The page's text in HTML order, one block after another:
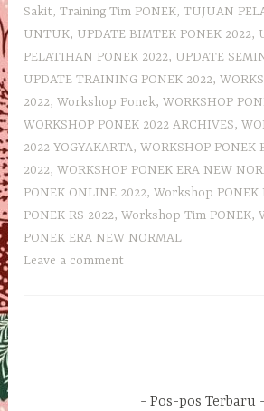
Sakit,Training Tim PONEK,TUJUAN
UNTUK, UPDATE BIMTEK PONEK 2022,
PELATIHAN PONEK 2022, UPDATE
UPDATE TRAINING PONEK 2022,
2022,Workshop Ponek,WORKSHOP
WORKSHOP PONEK 2022 ARCHIVES,
2022 YOGYAKARTA,WORKSHOP PONEK
2022,WORKSHOP PONEK ERA NEW
PONEK ONLINE 2022,Workshop PONEK
PONEK RS 2022,Workshop Tim PONEK,
PONEK ERA NEW NORMAL
Leave a comment
Pos-pos Terbaru